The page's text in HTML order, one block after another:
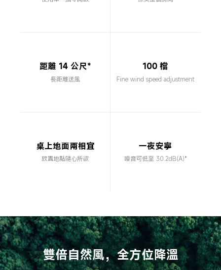
距離 14 公尺*
長距離送風
100 檔
Fine wind speed adjustment
桌上地面兩相宜
放置地點隨心所欲
一夜安寧
噪音可低至 30.2dB(A)*
雙倍自然風，全方位降溫